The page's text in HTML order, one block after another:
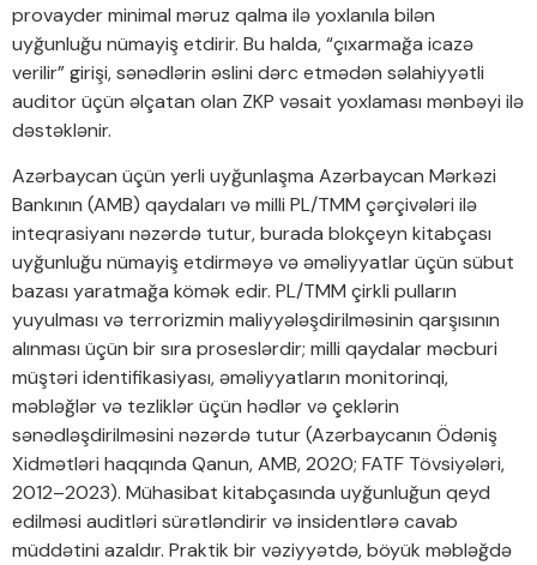
provayder minimal məruz qalma ilə yoxlanıla bilən
uyğunluğu nümayiş etdirir. Bu halda, “çıxarmağa icazə
verilir” girişi, sənədlərin əslini dərc etmədən səlahiyyətli
auditor üçün əlçatan olan ZKP vəsait yoxlaması mənbəyi ilə
dəstəklənir.
Azərbaycan üçün yerli uyğunlaşma Azərbaycan Mərkəzi
Bankının (AMB) qaydaları və milli PL/TMM çərçivələri ilə
inteqrasiyanı nəzərdə tutur, burada blokçeyn kitabçası
uyğunluğu nümayiş etdirməyə və əməliyyatlar üçün sübut
bazası yaratmağa kömək edir. PL/TMM çirkli pulların
yuyulması və terrorizmin maliyyələşdirilməsinin qarşısının
alınması üçün bir sıra proseslərdir; milli qaydalar məcburi
müştəri identifikasiyası, əməliyyatların monitorinqi,
məbləğlər və tezliklər üçün hədlər və çeklərin
sənədləşdirilməsini nəzərdə tutur (Azərbaycanın Ödəniş
Xidmətləri haqqında Qanun, AMB, 2020; FATF Tövsiyələri,
2012–2023). Mühasibat kitabçasında uyğunluğun qeyd
edilməsi auditləri sürətləndirir və insidentlərə cavab
müddətini azaldır. Praktik bir vəziyyətdə, böyük məbləğdə